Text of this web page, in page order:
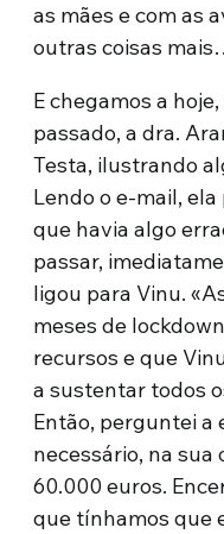
as mães e com as
outras coisas
E chegamos a
passado, a dra.
Testa, ilustrando
Lendo o e-mail,
que havia algo
passar,
ligou para Vinu.
meses de
recursos e que
a sustentar todos
Então, perguntei a
necessário, na sua
60.000 euros.
que tínhamos que